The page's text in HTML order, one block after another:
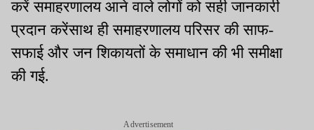
करें समाहरणालय आने वाले लोगों को सही जानकारी
प्रदान करेंसाथ ही समाहरणालय परिसर की साफ-
सफाई और जन शिकायतों के समाधान की भी समीक्षा
की गई.
Advertisement